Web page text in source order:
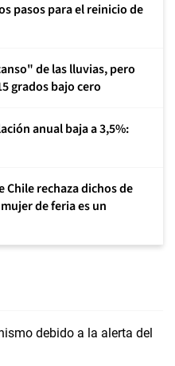
pasos para el reinicio de
de las lluvias, pero
grados bajo cero
anual baja a 3,5%:
rechaza dichos de
de feria es un